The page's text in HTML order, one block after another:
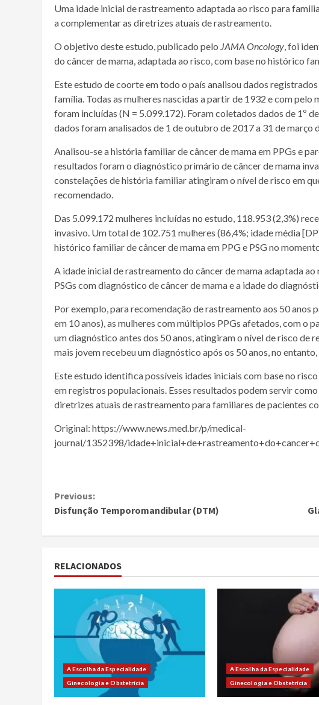
Uma idade inicial de rastreamento adaptada ao risco para
a complementar as diretrizes atuais de rastreamento.
O objetivo deste estudo, publicado pelo JAMA Oncology , foi
do câncerdemama , adaptada ao risco, com base no histórico
Esteestudo de coorteem todo o país analisou dados
família. Todas as mulheres nascidas a partir de 1932 e com
foram incluídas (N = 5.099.172). Foram coletados dados de 1º
dados foram analisados ​​de 1 de outubro de 2017 a 31 de março
Analisou-se a história familiar decâncerdemamaem PPGs e
resultados foram o diagnóstico primário decâncerdemama
constelações de história familiar atingiram o nível de risco em
recomendado.
Das 5.099.172 mulheres incluídas no estudo, 118.953 (2,3%)
invasivo. Um total de 102.751 mulheres (86,4%; idade média
histórico familiar decâncerdemamaem PPG e PSG no
A idade inicial de rastreamento do câncerdemamaadaptada ao
PSGs comdiagnóstico decâncerdemamae a idade do
Por exemplo, para recomendação de rastreamento aos 50 anos
em 10 anos), as mulheres com múltiplos PPGs afetados, com o
umdiagnóstico antes dos 50 anos, atingiram o nível de risco de
mais jovem recebeu umdiagnóstico após os 50 anos, no
Este estudo identifica possíveis idades iniciais com base no
em registros populacionais. Esses resultados podem servir
diretrizes atuais de rastreamento para familiares de pacientes
Original: https://www.news.med.br/p/medical-
journal/1352398/
Continue
Reading
Previous:
Disfunção Temporomandibular (DTM)
RELACIONADOS
A Escolha da Especialidade
Ginecologia e Obstetrícia
A Escolha da Especialidade
Ginecologia e Obstetrícia